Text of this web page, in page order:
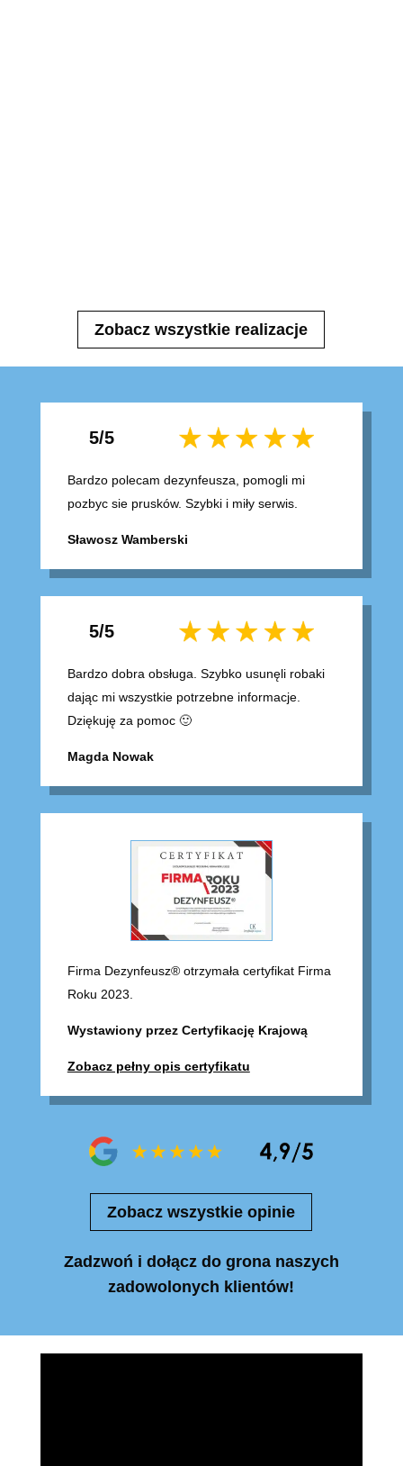
Zobacz wszystkie realizacje
5/5
Bardzo polecam dezynfeusza, pomogli mi
pozbyc sie prusków. Szybki i miły serwis.
Sławosz Wamberski
5/5
Bardzo dobra obsługa. Szybko usunęli robaki
dając mi wszystkie potrzebne informacje.
Dziękuję za pomoc 🙂
Magda Nowak
Firma Dezynfeusz® otrzymała certyfikat Firma
Roku 2023.
Wystawiony przez Certyfikację Krajową
Zobacz pełny opis certyfikatu
Zobacz wszystkie opinie
Zadzwoń i dołącz do grona naszych
zadowolonych klientów!